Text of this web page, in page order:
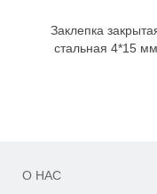
Заклепка
стальная 4*15 мм
О НАС